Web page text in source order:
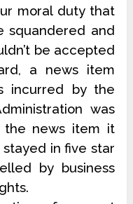
moral duty that
squandered and
be accepted
a news item
incurred by the
was
the news item it
in five star
by business